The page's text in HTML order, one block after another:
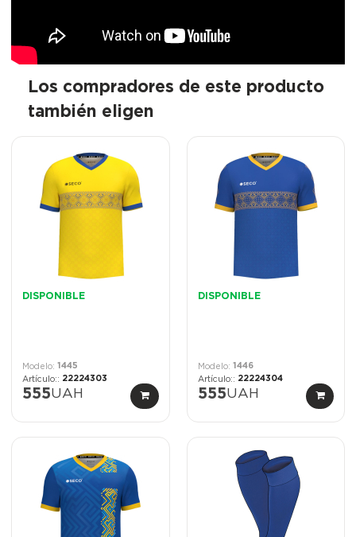
Los compradores de este producto
también eligen
DISPONIBLE
1445
22224303
555UAH
DISPONIBLE
1446
22224304
555UAH